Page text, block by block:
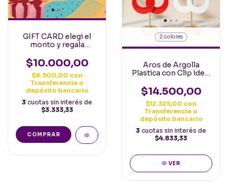
GIFT CARD elegi el
monto y regala
$10.000,00
$8.500,00 con
Transferencia o
depósito bancario
3 cuotas sin interés de
$3.333,33
COMPRAR
2 colores
Aros de Argolla
Plastica con Clip ideal
$14.500,00
$12.325,00 con
Transferencia o
depósito bancario
3 cuotas sin interés de
$4.833,33
VER